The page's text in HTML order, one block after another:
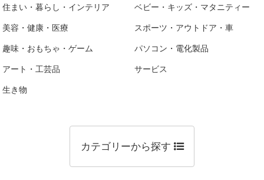
住まい・暮らし・インテリア ベビー・キッズ・マタニティー
美容・健康・医療 スポーツ・アウトドア・車
趣味・おもちゃ・ゲーム パソコン・電化製品
アート・工芸品 サービス
生き物
カテゴリーから探す